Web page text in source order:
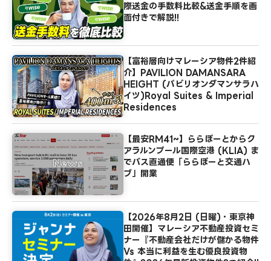
際送金の手数料比較&送金手順を画
面付きで解説!!
【富裕層向けマレーシア物件2件紹
介】PAVILION DAMANSARA
HEIGHT (パビリオンダマンサラハ
イツ)Royal Suites & Imperial
Residences
【最安RM41~】ららぽーとからク
アラルンプール国際空港 (KLIA) ま
でバス直通便「ららぽーと交通ハ
ブ」開業
【2026年8月2日 (日曜)・東京神
田開催】マレーシア不動産投資セミ
ナー『不動産会社だけが儲かる物件
Vs 本当に利益を生む優良投資物